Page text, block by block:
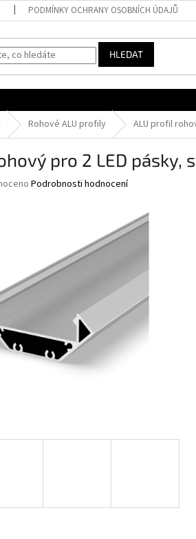
PODMÍNKY OCHRANY OSOBNÍCH ÚDAJŮ
HLEDAT
Rohové ALU profily ALU profil
pro 2 LED pásky,
Podrobnosti hodnocení